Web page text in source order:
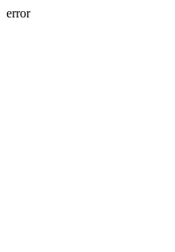
error